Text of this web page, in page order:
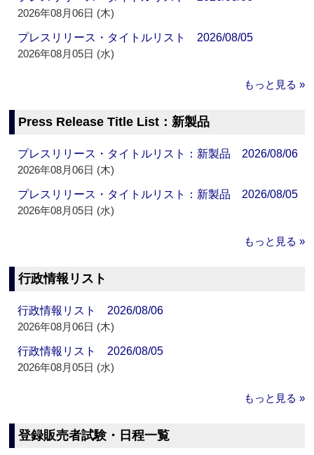
2026年08月06日 (木)
プレスリリース・タイトルリスト 2026/08/05
2026年08月05日 (水)
もっと見る »
Press Release Title List：新製品
プレスリリース・タイトルリスト：新製品 2026/08/06
2026年08月06日 (木)
プレスリリース・タイトルリスト：新製品 2026/08/05
2026年08月05日 (水)
もっと見る »
行政情報リスト
行政情報リスト 2026/08/06
2026年08月06日 (木)
行政情報リスト 2026/08/05
2026年08月05日 (水)
もっと見る »
登録販売者試験・日程一覧